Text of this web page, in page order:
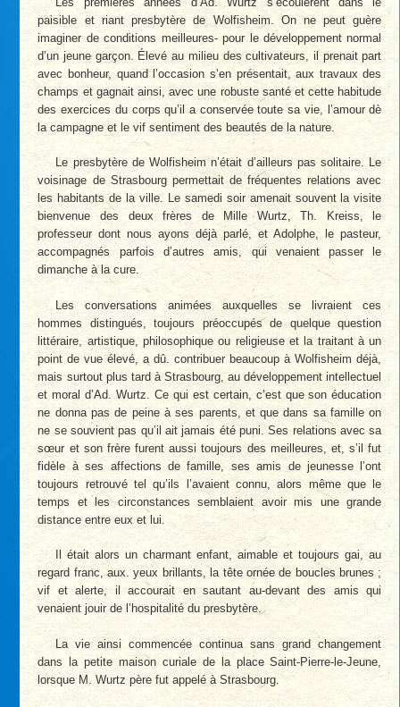
paisible et riant presbytère de Wolfisheim. On ne peut guère
imaginer de conditions meilleures- pour le développement normal
d’un jeune garçon. Élevé au milieu des cultivateurs, il prenait part
avec bonheur, quand l’occasion s’en présentait, aux travaux des
champs et gagnait ainsi, avec une robuste santé et cette habitude
des exercices du corps qu’il a conservée toute sa vie, l’amour dè
la campagne et le vif sentiment des beautés de la nature.
Le presbytère de Wolfisheim n’était d’ailleurs pas solitaire. Le
voisinage de Strasbourg permettait de fréquentes relations avec
les habitants de la ville. Le samedi soir amenait souvent la visite
bienvenue des deux frères de Mille Wurtz, Th. Kreiss, le
professeur dont nous ayons déjà parlé, et Adolphe, le pasteur,
accompagnés parfois d’autres amis, qui venaient passer le
dimanche à la cure.
Les conversations animées auxquelles se livraient ces
hommes distingués, toujours préoccupés de quelque question
littéraire, artistique, philosophique ou religieuse et la traitant à un
point de vue élevé, a dû. contribuer beaucoup à Wolfisheim déjà,
mais surtout plus tard à Strasbourg, au développement intellectuel
et moral d’Ad. Wurtz. Ce qui est certain, c’est que son éducation
ne donna pas de peine à ses parents, et que dans sa famille on
ne se souvient pas qu’il ait jamais été puni. Ses relations avec sa
sœur et son frère furent aussi toujours des meilleures, et, s’il fut
fidèle à ses affections de famille, ses amis de jeunesse l’ont
toujours retrouvé tel qu’ils l’avaient connu, alors même que le
temps et les circonstances semblaient avoir mis une grande
distance entre eux et lui.
Il était alors un charmant enfant, aimable et toujours gai, au
regard franc, aux. yeux brillants, la tête ornée de boucles brunes ;
vif et alerte, il accourait en sautant au-devant des amis qui
venaient jouir de l’hospitalité du presbytère.
La vie ainsi commencée continua sans grand changement
dans la petite maison curiale de la place Saint-Pierre-le-Jeune,
lorsque M. Wurtz père fut appelé à Strasbourg.